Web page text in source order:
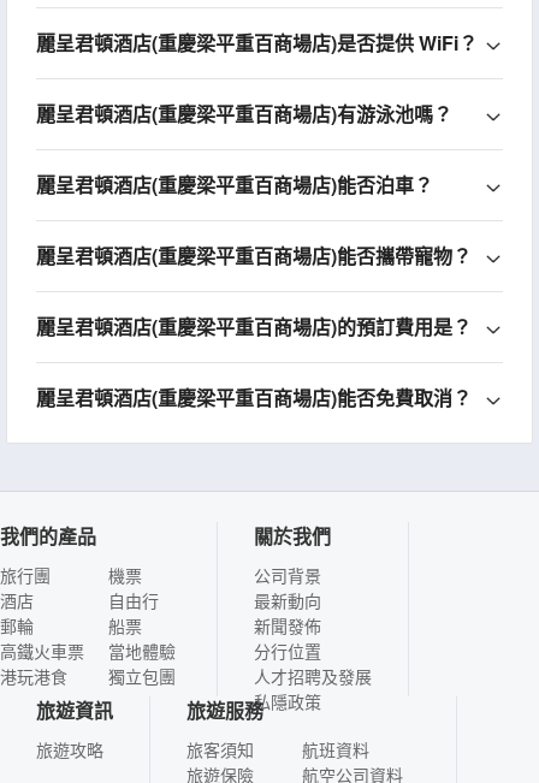
麗呈君頓酒店(重慶梁平重百商場店)是否提供 WiFi？
麗呈君頓酒店(重慶梁平重百商場店)有游泳池嗎？
麗呈君頓酒店(重慶梁平重百商場店)能否泊車？
麗呈君頓酒店(重慶梁平重百商場店)能否攜帶寵物？
麗呈君頓酒店(重慶梁平重百商場店)的預訂費用是？
麗呈君頓酒店(重慶梁平重百商場店)能否免費取消？
我們的產品
旅行團
酒店
郵輪
高鐵火車票
港玩港食
機票
自由行
船票
當地體驗
獨立包團
關於我們
公司背景
最新動向
新聞發佈
分行位置
人才招聘及發展
私隱政策
旅遊資訊
旅遊攻略
旅遊服務
旅客須知
旅遊保險
航班資料
航空公司資料